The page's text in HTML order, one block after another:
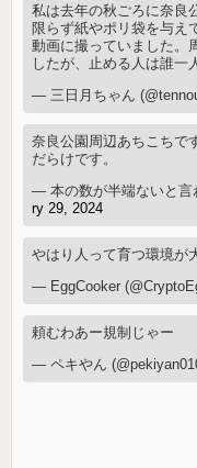
私は去年の秋ごろに奈良
限らず紙やポリ袋を与え
動画に撮っていました。
したが、止める人は誰一
— 三日月ちゃん
奈良公園周辺あちこちで
だらけです。
— 本の数が半端ないと言
ry 29, 2024
やはり人って育つ環境が
— EggCooker
頼むわあー規制じゃー
— ペキやん